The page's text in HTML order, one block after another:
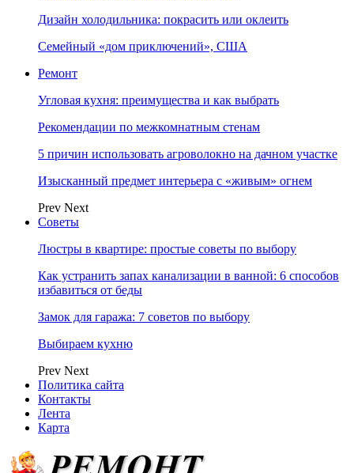
Дизайн холодильника: покрасить или оклеить
Семейный «дом приключений», США
Ремонт
Угловая кухня: преимущества и как выбрать
Рекомендации по межкомнатным стенам
5 причин использовать агроволокно на дачном участке
Изысканный предмет интерьера с «живым» огнем
Prev Next
Советы
Люстры в квартире: простые советы по выбору
Как устранить запах канализации в ванной: 6 способов
избавиться от беды
Замок для гаража: 7 советов по выбору
Выбираем кухню
Prev Next
Политика сайта
Контакты
Лента
Карта